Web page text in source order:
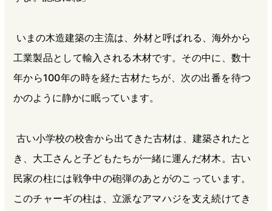
いまの木造建築の主流は、外材と呼ばれる、海外から
工業製品として輸入される木材です。その中に、数十
年から100年の時を経た古材たちが、次の出番を待つ
かのように静かに眠っています。
古い小学校の校舎から出てきた古材は、建築されたと
き、大工さんと子どもたちが一緒に運んだ材木。古い
民家の柱には戦争中の砲弾のあとがのこっています。
このチャーギの柱は、立派なアマハジを支え続けてき